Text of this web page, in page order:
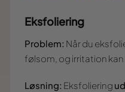
Eksfoliering
Problem: Når du
følsom, og irritation
Løsning: Eksfoliering